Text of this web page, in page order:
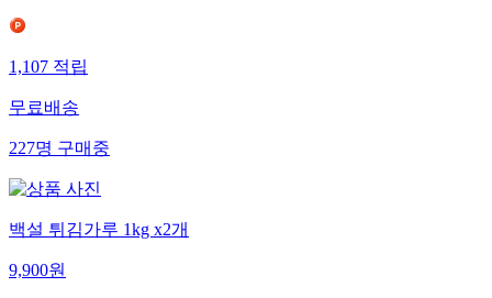
1,107 적립
무료배송
227명 구매중
백설 튀김가루 1kg x2개
9,900원